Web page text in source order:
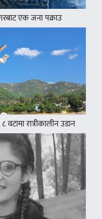
एक जना पक्राउ
वटामा रात्रीकालीन उडान